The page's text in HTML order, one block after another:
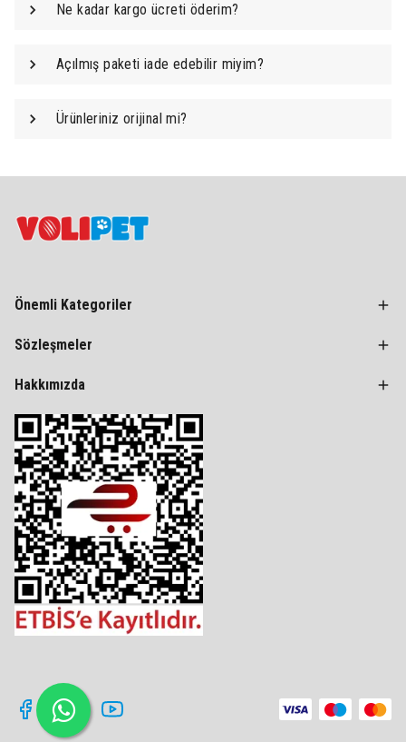
Ne kadar kargo ücreti öderim?
Açılmış paketi iade edebilir miyim?
Ürünleriniz orijinal mi?
Önemli Kategoriler
Sözleşmeler
Hakkımızda